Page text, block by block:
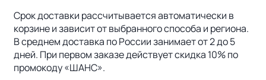
Срок доставки рассчитывается автоматически в
корзине и зависит от выбранного способа и региона.
В среднем доставка по России занимает от 2 до 5
дней. При первом заказе действует скидка 10% по
промокоду «ШАНС».